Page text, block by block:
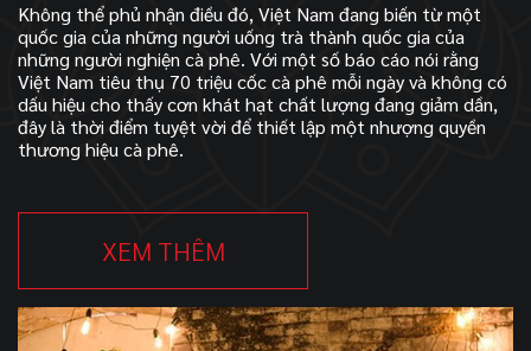
Không thể phủ nhận điều đó, Việt Nam đang biến từ một
quốc gia của những người uống trà thành quốc gia của
những người nghiện cà phê. Với một số báo cáo nói rằng
Việt Nam tiêu thụ 70 triệu cốc cà phê mỗi ngày và không có
dấu hiệu cho thấy cơn khát hạt chất lượng đang giảm dần,
đây là thời điểm tuyệt vời để thiết lập một nhượng quyền
thương hiệu cà phê.
XEM THÊM